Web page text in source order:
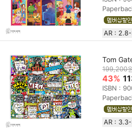
AR :
Tom
199,200
43%
ISBN :
AR :